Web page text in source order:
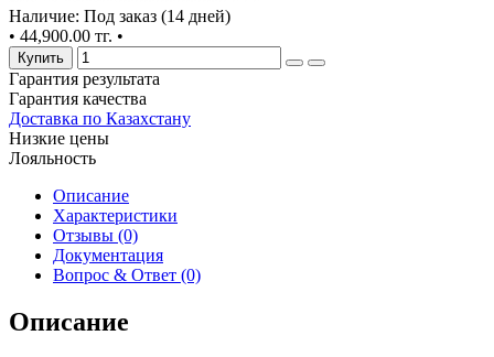
Наличие: Под заказ (14 дней)
• 44,900.00 тг. •
Купить
Гарантия результата
Гарантия качества
Доставка по Казахстану
Низкие цены
Лояльность
Описание
Характеристики
Отзывы (0)
Документация
Вопрос & Ответ (0)
Описание